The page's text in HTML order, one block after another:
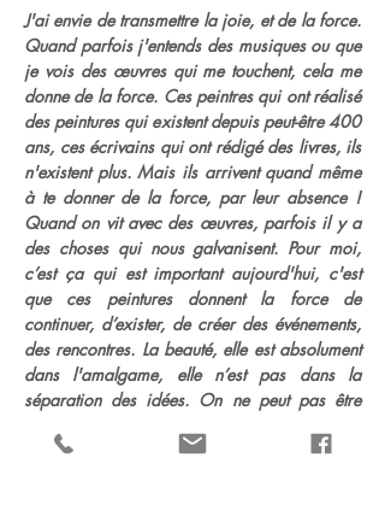
J'ai envie de transmettre la joie, et de la force.
Quand parfois j'entends des musiques ou que
je vois des œuvres qui me touchent, cela me
donne de la force. Ces peintres qui ont réalisé
des peintures qui existent depuis peut-être 400
ans, ces écrivains qui ont rédigé des livres, ils
n'existent plus. Mais ils arrivent quand même
à te donner de la force, par leur absence !
Quand on vit avec des œuvres, parfois il y a
des choses qui nous galvanisent. Pour moi,
c’est ça qui est important aujourd'hui, c'est
que ces peintures donnent la force de
continuer, d’exister, de créer des événements,
des rencontres. La beauté, elle est absolument
dans l'amalgame, elle n’est pas dans la
séparation des idées. On ne peut pas être
monde. Il faut un milieu commun. On se rend